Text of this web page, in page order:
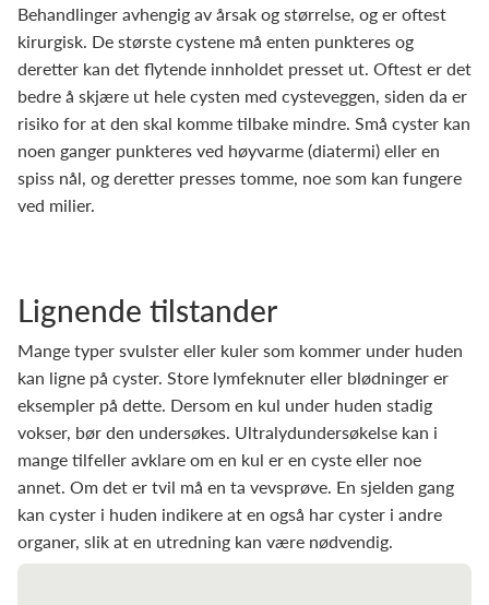
Behandlinger avhengig av årsak og størrelse, og er oftest
kirurgisk. De største cystene må enten punkteres og
deretter kan det flytende innholdet presset ut. Oftest er det
bedre å skjære ut hele cysten med cysteveggen, siden da er
risiko for at den skal komme tilbake mindre. Små cyster kan
noen ganger punkteres ved høyvarme (diatermi) eller en
spiss nål, og deretter presses tomme, noe som kan fungere
ved milier.
Lignende tilstander
Mange typer svulster eller kuler som kommer under huden
kan ligne på cyster. Store lymfeknuter eller blødninger er
eksempler på dette. Dersom en kul under huden stadig
vokser, bør den undersøkes. Ultralydundersøkelse kan i
mange tilfeller avklare om en kul er en cyste eller noe
annet. Om det er tvil må en ta vevsprøve. En sjelden gang
kan cyster i huden indikere at en også har cyster i andre
organer, slik at en utredning kan være nødvendig.